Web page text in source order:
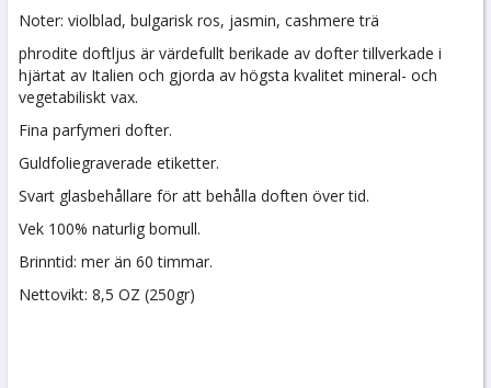
Noter: violblad, bulgarisk ros, jasmin, cashmere trä
phrodite doftljus är värdefullt berikade av dofter tillverkade i
hjärtat av Italien och gjorda av högsta kvalitet mineral- och
vegetabiliskt vax.
Fina parfymeri dofter.
Guldfoliegraverade etiketter.
Svart glasbehållare för att behålla doften över tid.
Vek 100% naturlig bomull.
Brinntid: mer än 60 timmar.
Nettovikt: 8,5 OZ (250gr)